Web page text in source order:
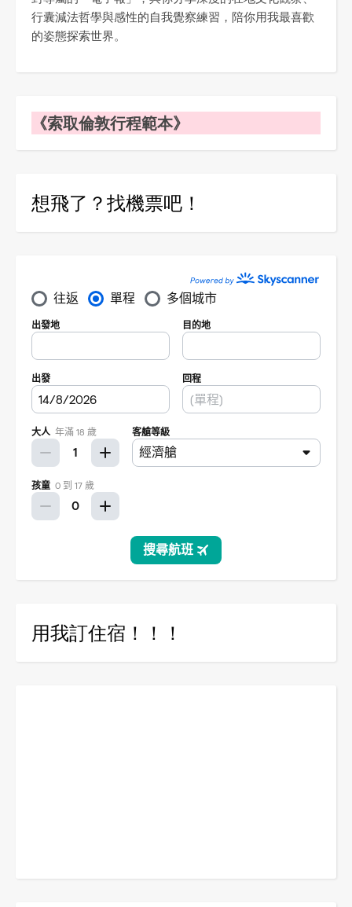
行囊減法哲學與感性的自我覺察練習，陪你用我最喜歡
的姿態探索世界。
《索取倫敦行程範本》
想飛了？找機票吧！
用我訂住宿！！！